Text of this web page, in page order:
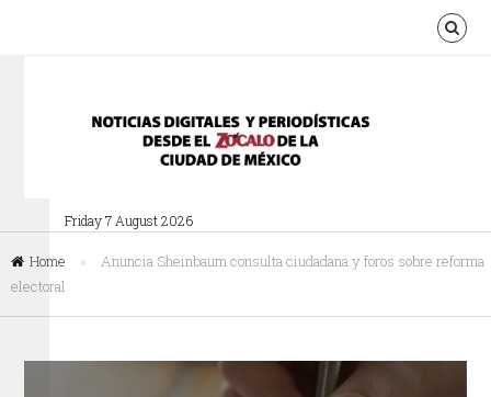
Friday 7 August 2026
Home »
Anuncia Sheinbaum consulta ciudadana y foros sobre reforma
electoral